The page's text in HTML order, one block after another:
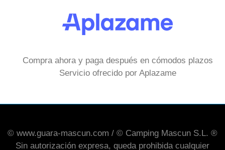
Compra ahora y paga después en cómodos plazos
Servicio ofrecido por Aplazame
© www.guara-mascun.com / © Camping Mascun S.L. ®
Sin autorización expresa, queda prohibida cualquier